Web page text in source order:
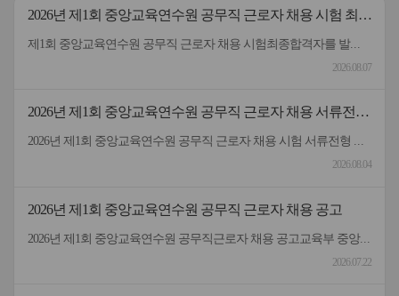
2026년 제1회 중앙교육연수원 공무직 근로자 채용 시험 최종
제1회 중앙교육연수원 공무직 근로자 채용 시험최종합격자를 발표하고 등록 안내드립니다.응시해주신 모든 분께 감사드립니다.
2026.08.07
2026년 제1회 중앙교육연수원 공무직 근로자 채용 서류전형
2026년 제1회 중앙교육연수원 공무직 근로자 채용 시험 서류전형 합격자 및 면접일정을 안내드립니다.* 채용분야 - 공무직(미화원)* 서류전형 합격자 : 5명* 합격자 명단 및 면접일정 안내 : 붙임 참고 * 서류 전형 합격자분들은 면접 일정을 참고하여 차질 없이 임해주길 부탁드리며, 응시해주신 모든 분들께 행복한 일들 가득하시길 바랍니다.- 중앙교육연수원 -
2026.08.04
2026년 제1회 중앙교육연수원 공무직 근로자 채용 공고
2026년 제1회 중앙교육연수원 공무직근로자 채용 공고교육부 중앙교육연수원에서 근무할 공무직 근로자를 다음과 같이 공개 모집하오니 성실하고 역량있는 분들의 많은 응시 바랍니다. 2026년 7월 22일 중앙교육연수원장1. 선발직종: 환경미화직(미화원) / 공무직 근로자2. 선발인원: 1명3. 채용기간: 계약일~정년(만65세)까지​4. 담당업무: 청사 실내외 청소 및 환경정리 등5. 근무형태: 기본근무(월~금), 1일 8시간(07:00~16:00, 휴게시간 1시간 제외) 근무6. 근무장소: 중앙교육연수원(대구 동구 혁신도시 내 위치)7. 보수: 월 236만원 수준(세전), 명절휴가비 등 별도 지급8. 원서 접수기간: 7.22.(수) ~ 7.30.(목)9. 접수방법: 방문접수, 우편접수 (공고문 참조)10. 문의전화: 중앙교육연수원 연수지원협력과 채용담당자 ☏053-980-6514
2026.07.22
유가 될 수 있음